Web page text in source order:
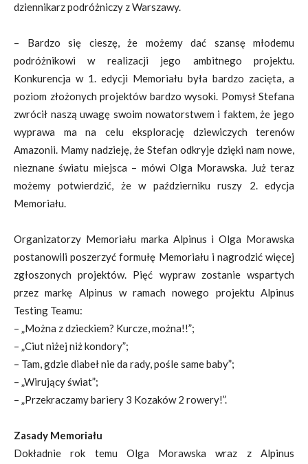
dziennikarz podróżniczy z Warszawy.
– Bardzo się cieszę, że możemy dać szansę młodemu
podróżnikowi w realizacji jego ambitnego projektu.
Konkurencja w 1. edycji Memoriału była bardzo zacięta, a
poziom złożonych projektów bardzo wysoki. Pomysł Stefana
zwrócił naszą uwagę swoim nowatorstwem i faktem, że jego
wyprawa ma na celu eksplorację dziewiczych terenów
Amazonii. Mamy nadzieję, że Stefan odkryje dzięki nam nowe,
nieznane światu miejsca – mówi Olga Morawska. Już teraz
możemy potwierdzić, że w październiku ruszy 2. edycja
Memoriału.
Organizatorzy Memoriału marka Alpinus i Olga Morawska
postanowili poszerzyć formułę Memoriału i nagrodzić więcej
zgłoszonych projektów. Pięć wypraw zostanie wspartych
przez markę Alpinus w ramach nowego projektu Alpinus
Testing Teamu:
– „Można z dzieckiem? Kurcze, można!!”;
– „Ciut niżej niż kondory”;
– Tam, gdzie diabeł nie da rady, pośle same baby”;
– „Wirujący świat”;
– „Przekraczamy bariery 3 Kozaków 2 rowery!”.
Zasady Memoriału
Dokładnie rok temu Olga Morawska wraz z Alpinus